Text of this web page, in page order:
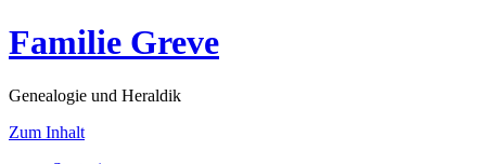
Familie Greve
Genealogie und Heraldik
Zum Inhalt